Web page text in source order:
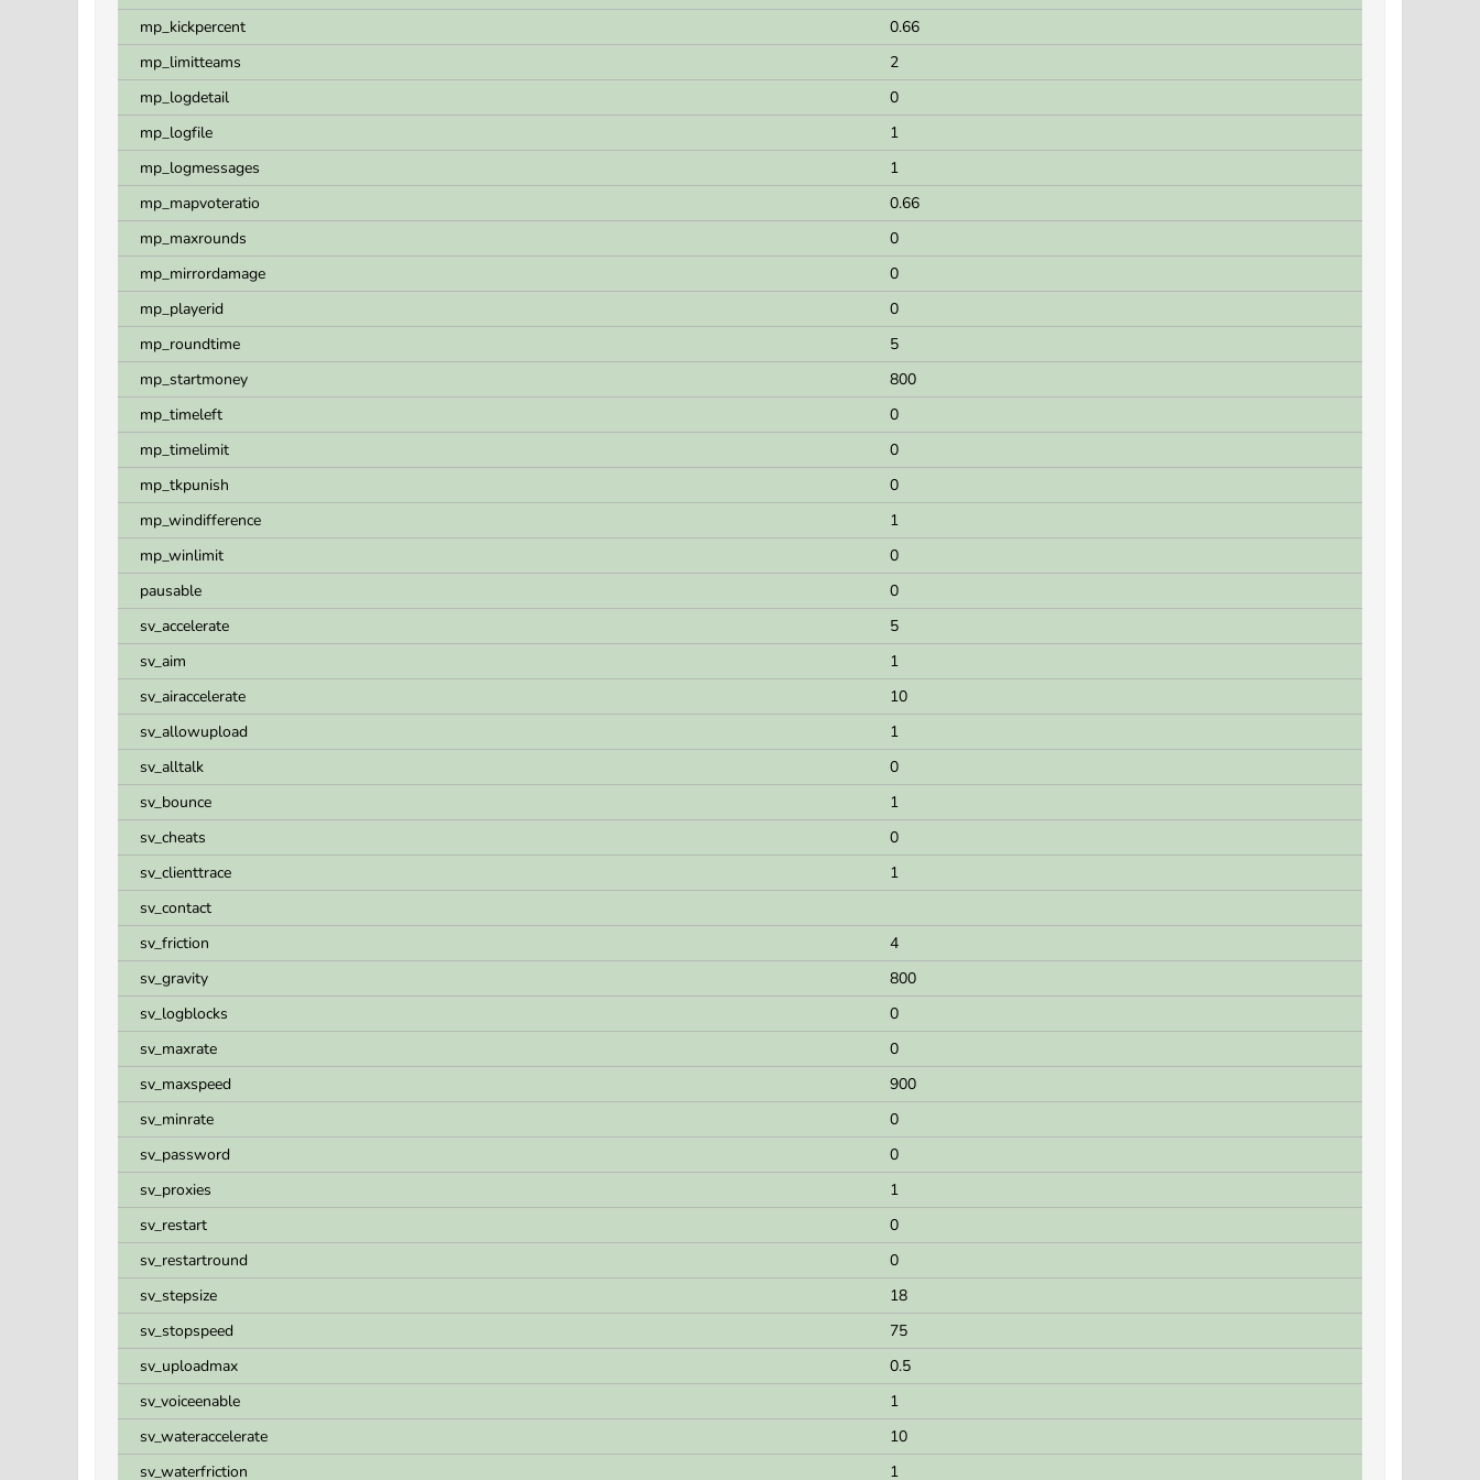
mp_kickpercent
0.66
mp_limitteams
2
mp_logdetail
0
mp_logfile
1
mp_logmessages
1
mp_mapvoteratio
0.66
mp_maxrounds
0
mp_mirrordamage
0
mp_playerid
0
mp_roundtime
5
mp_startmoney
800
mp_timeleft
0
mp_timelimit
0
mp_tkpunish
0
mp_windifference
1
mp_winlimit
0
pausable
0
sv_accelerate
5
sv_aim
1
sv_airaccelerate
10
sv_allowupload
1
sv_alltalk
0
sv_bounce
1
sv_cheats
0
sv_clienttrace
1
sv_contact
sv_friction
4
sv_gravity
800
sv_logblocks
0
sv_maxrate
0
sv_maxspeed
900
sv_minrate
0
sv_password
0
sv_proxies
1
sv_restart
0
sv_restartround
0
sv_stepsize
18
sv_stopspeed
75
sv_uploadmax
0.5
sv_voiceenable
1
sv_wateraccelerate
10
sv_waterfriction
1